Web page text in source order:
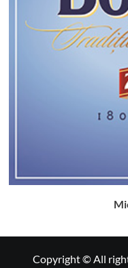
Copyright © All